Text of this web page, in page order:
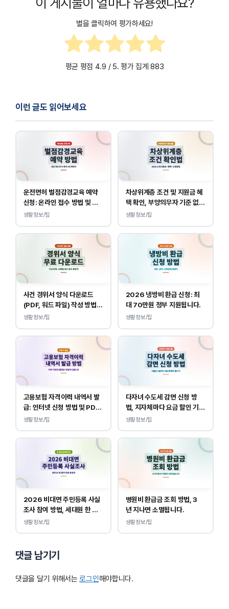
별을 클릭하여 평가하세요!
평균 평점 4.9 / 5. 평가 집계883
이런 글도 읽어보세요
운전면허 벌점감경교육 예약
신청: 온라인 접수 방법 및 비
용 안내
생활정보/팁
차상위계층 조건 및 지원금 혜
택 확인, 부양의무자 기준 없
이 소득, 재산만 봅니다.
생활정보/팁
사건 경위서 양식 다운로드
(PDF, 워드 파일) 작성 방법
및 예시
생활정보/팁
2026 냉방비 환급 신청: 최
대 70만원 정부 지원됩니다.
생활정보/팁
고용보험 자격이력 내역서 발
급: 인터넷 신청 방법 및 PDF
양식 출력
생활정보/팁
다자녀 수도세 감면 신청 방
법, 지자체마다 요금 할인 기준
이 다릅니다.
생활정보/팁
2026 비대면 주민등록 사실
조사 참여 방법, 세대원 한 명
만 하면 됩니다.
생활정보/팁
병원비 환급금 조회 방법, 3
년 지나면 소멸됩니다.
생활정보/팁
댓글 남기기
댓글을 달기 위해서는로그인해야합니다.